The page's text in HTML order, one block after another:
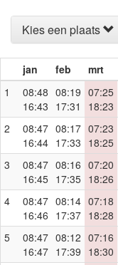
Kies een plaats
jan feb mrt
1
08:48
16:43
08:19
17:31
07:25
18:23
2
08:47
16:44
08:17
17:33
07:23
18:25
3
08:47
16:45
08:16
17:35
07:20
18:26
4
08:47
16:46
08:14
17:37
07:18
18:28
5
08:47
16:47
08:12
17:39
07:16
18:30